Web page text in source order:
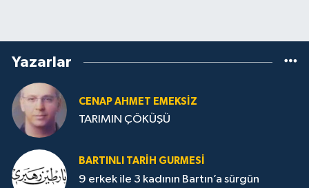
Yazarlar
CENAP AHMET EMEKSİZ
TARIMIN ÇÖKÜŞÜ
BARTINLI TARIH GURMESI
9 erkek ile 3 kadının Bartın’a sürgün